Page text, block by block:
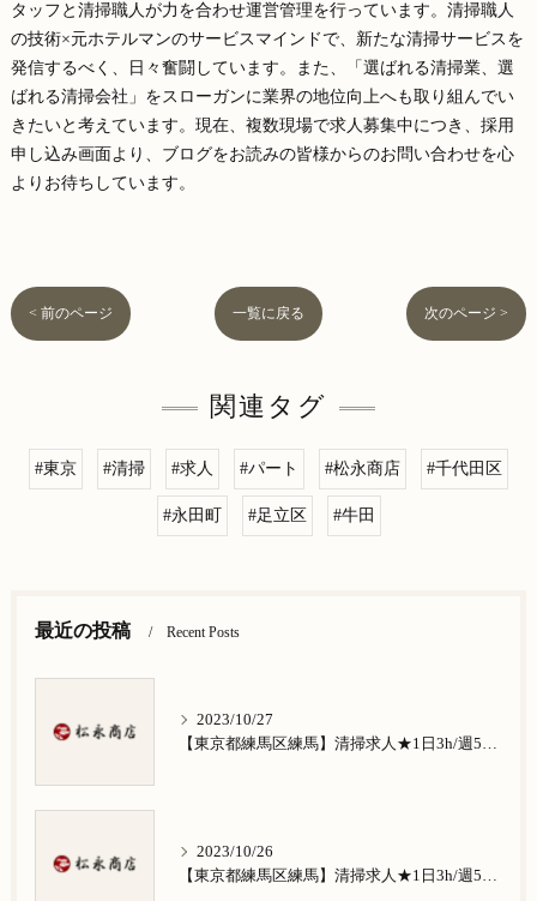
タッフと清掃職人が力を合わせ運営管理を行っています。清掃職人
の技術×元ホテルマンのサービスマインドで、新たな清掃サービスを
発信するべく、日々奮闘しています。また、「選ばれる清掃業、選
ばれる清掃会社」をスローガンに業界の地位向上へも取り組んでい
きたいと考えています。現在、複数現場で求人募集中につき、採用
申し込み画面より、ブログをお読みの皆様からのお問い合わせを心
よりお待ちしています。
< 前のページ 一覧に戻る 次のページ >
関連タグ
#東京 #清掃 #求人 #パート #松永商店 #千代田区
#永田町 #足立区 #牛田
最近の投稿 Recent Posts
2023/10/27
【東京都練馬区練馬】清掃求人★1日3h/週5日/祝日お休み★谷原在住の方歓迎
2023/10/26
【東京都練馬区練馬】清掃求人★1日3h/週5日/祝日お休み★南田中在住の方歓迎